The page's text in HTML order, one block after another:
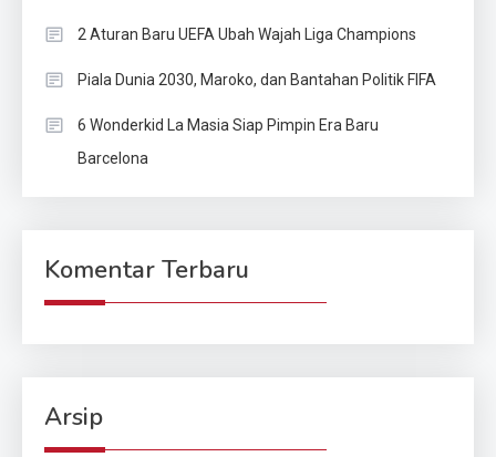
2 Aturan Baru UEFA Ubah Wajah Liga Champions
Piala Dunia 2030, Maroko, dan Bantahan Politik FIFA
6 Wonderkid La Masia Siap Pimpin Era Baru
Barcelona
Komentar Terbaru
Arsip